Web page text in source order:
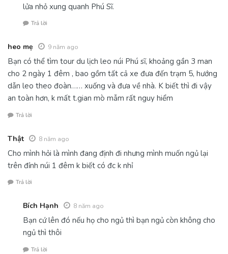
lửa nhỏ xung quanh Phú Sĩ.
Trả lời
heo mẹ 9 năm ago
Bạn có thể tìm tour du lịch leo núi Phú sĩ, khoảng gần 3 man
cho 2 ngày 1 đêm , bao gồm tất cả xe đưa đến trạm 5, hướng
dẫn leo theo đoàn…… xuống và đưa về nhà. K biết thì đi vậy
an toàn hơn, k mất t.gian mò mẫm rất nguy hiểm
Trả lời
Thật 8 năm ago
Cho mình hỏi là mình đang định đi nhưng mình muốn ngủ lại
trên đỉnh núi 1 đêm k biết có đc k nhỉ
Trả lời
Bích Hạnh 8 năm ago
Bạn cứ lên đó nếu họ cho ngủ thì bạn ngủ còn không cho
ngủ thì thôi
Trả lời